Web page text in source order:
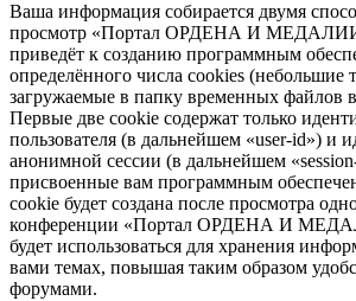
Ваша информация собирается двумя
просмотр «Портал ОРДЕНА И
приведёт к созданию программным
определённого числа cookies (небольшие
загружаемые в папку временных файлов
Первые две cookie содержат только
пользователя (в дальнейшем «user-id») и
анонимной сессии (в дальнейшем
присвоенные вам программным
cookie будет создана после просмотра
конференции «Портал ОРДЕНА И
будет использоваться для хранения
вами темах, повышая таким образом
форумами.